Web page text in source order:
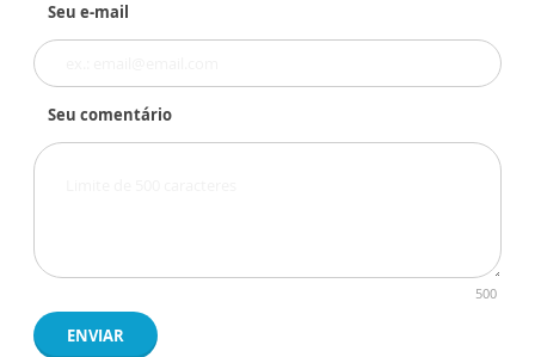
Seu e-mail
Seu comentário
500
ENVIAR